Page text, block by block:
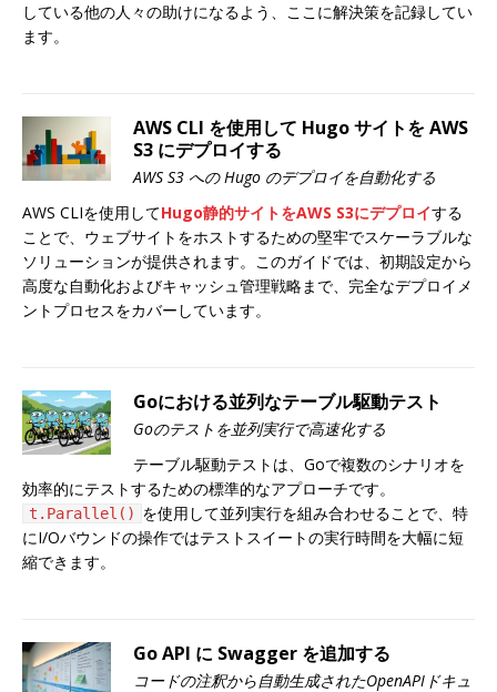
している他の人々の助けになるよう、ここに解決策を記録してい
ます。
AWS CLI を使用して Hugo サイトを AWS
S3 にデプロイする
AWS S3 への Hugo のデプロイを自動化する
AWS CLIを使用してHugo静的サイトをAWS S3にデプロイする
ことで、ウェブサイトをホストするための堅牢でスケーラブルな
ソリューションが提供されます。このガイドでは、初期設定から
高度な自動化およびキャッシュ管理戦略まで、完全なデプロイメ
ントプロセスをカバーしています。
Goにおける並列なテーブル駆動テスト
Goのテストを並列実行で高速化する
テーブル駆動テストは、Goで複数のシナリオを
効率的にテストするための標準的なアプローチです。
t.Parallel() を使用して並列実行を組み合わせることで、特
にI/Oバウンドの操作ではテストスイートの実行時間を大幅に短
縮できます。
Go API に Swagger を追加する
コードの注釈から自動生成されたOpenAPIドキュ